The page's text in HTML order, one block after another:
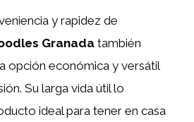
y rapidez de
Granada también
opción económica y versátil
Su larga vida útil lo
ideal para tener en casa